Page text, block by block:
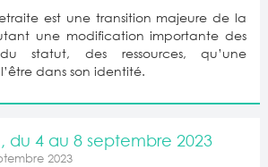
est une transition majeure de la
une modification importante des
statut, des ressources, qu’une
dans son identité.
du 4 au 8 septembre 2023
2023